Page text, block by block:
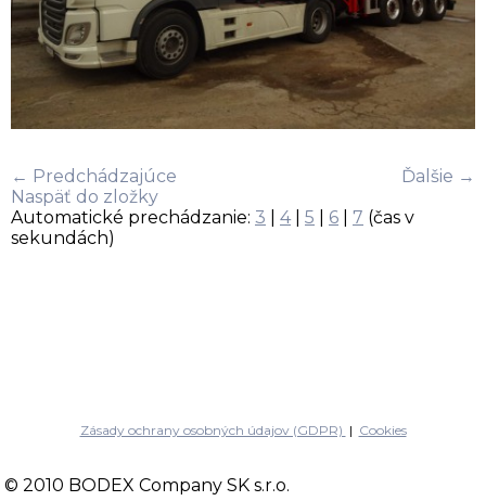
← Predchádzajúce
Ďalšie →
Naspäť do zložky
Automatické prechádzanie: 3 4| 5 6 7 (čas v
sekundách)
Zásady ochrany osobných údajov (GDPR) | Cookies
© 2010 BODEX Company SK s.r.o.